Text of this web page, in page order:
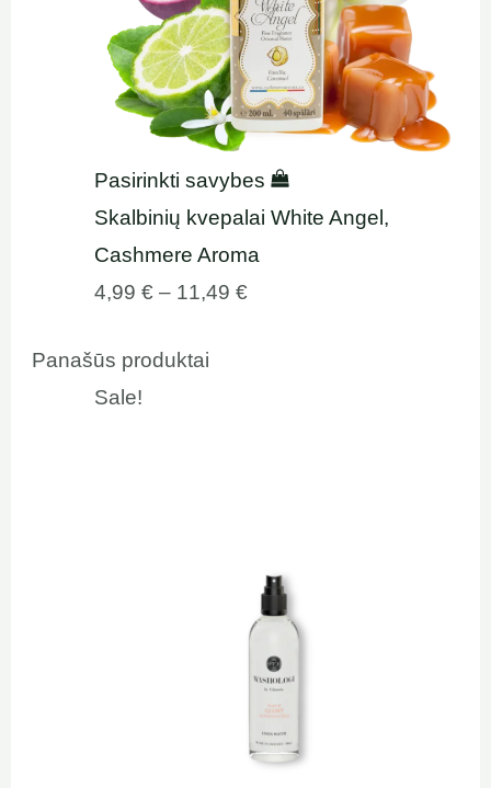
Pasirinkti savybes
Skalbinių kvepalai White Angel,
Cashmere Aroma
4,99€ – 11,49€
Panašūs produktai
Sale!